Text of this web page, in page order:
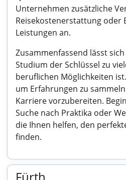
Unternehmen zusätzliche
Reisekostenerstattung oder
Leistungen an.
Zusammenfassend lässt
Studium der Schlüssel zu
beruflichen Möglichkeiten
um Erfahrungen zu
Karriere vorzubereiten.
Suche nach Praktika oder
die Ihnen helfen, den
finden.